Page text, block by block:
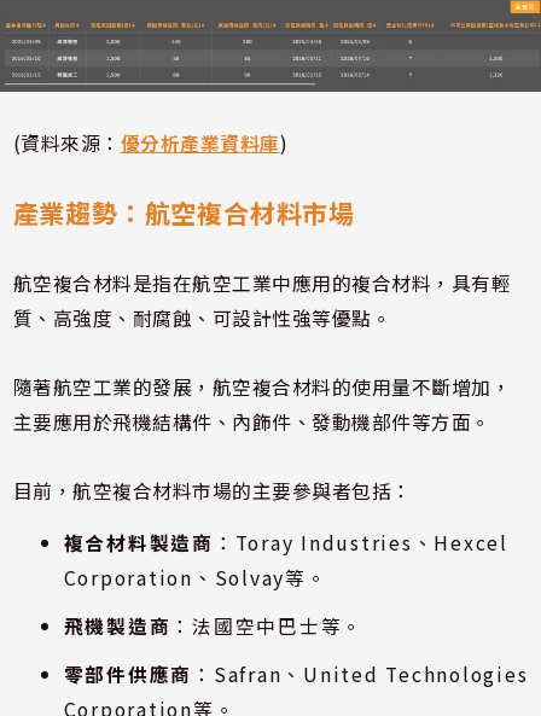
(資料來源： 優分析產業資料庫)
產業趨勢：航空複合材料市場
航空複合材料是指在航空工業中應用的複合材料，具有輕
質、高強度、耐腐蝕、可設計性強等優點。
隨著航空工業的發展，航空複合材料的使用量不斷增加，
主要應用於飛機結構件、內飾件、發動機部件等方面。
目前，航空複合材料市場的主要參與者包括：
複合材料製造商 ：Toray Industries、Hexcel
Corporation、Solvay等。
飛機製造商 ：法國空中巴士等。
零部件供應商 ：Safran、United Technologies
Corporation等。